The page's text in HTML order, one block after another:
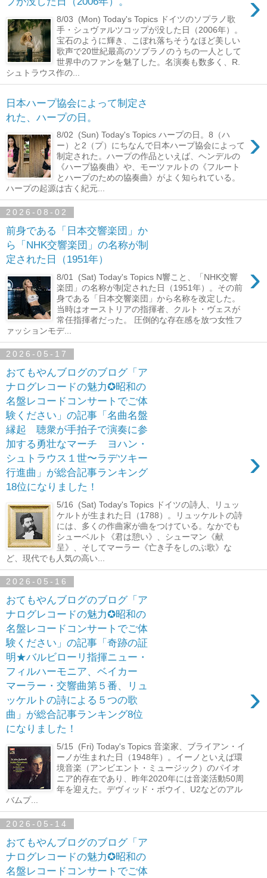
8/03 (Mon) Today's Topics ドイツのソプラノ歌
手・シュヴァルツコップが没した日（2006年）。
宝石のように輝き、こぼれ落ちそうなほど美しい
歌声で20世紀最高のソプラノのうちの一人として
世界中のファンを魅了した。名演奏も数多く、R.
シュトラウス作の...
日本ハープ協会によって制定さ
れた、ハープの日。
›
8/02 (Sun) Today's Topics ハープの日。8（ハ
ー）と2（プ）にちなんで日本ハープ協会によって
制定された。ハープの作品といえば、ヘンデルの
《ハープ協奏曲》や、モーツァルトの《フルート
とハープのための協奏曲》がよく知られている。
ハープの起源は古く紀元...
2026-08-02
前身である「日本交響楽団」か
ら「NHK交響楽団」の名称が制
定された日（1951年）
›
8/01 (Sat) Today's Topics N響こと、「NHK交響
楽団」の名称が制定された日（1951年）。その前
身である「日本交響楽団」から名称を改定した。
当時はオーストリアの指揮者、クルト・ヴェスが
常任指揮者だった。 圧倒的な存在感を放つ女性フ
ァッションモデ...
2026-05-17
おてもやんブログのブログ「ア
ナログレコードの魅力✪昭和の
名盤レコードコンサートでご体
験ください」の記事「名曲名盤
縁起 聴衆が手拍子で演奏に参
加する勇壮なマーチ ヨハン・
シュトラウス１世〜ラデツキー
行進曲」が総合記事ランキング
18位になりました！
›
5/16 (Sat) Today's Topics ドイツの詩人、リュッ
ケルトが生まれた日（1788）。リュッケルトの詩
には、多くの作曲家が曲をつけている。なかでも
シューベルト《君は憩い》、シューマン《献
呈》、そしてマーラー《亡き子をしのぶ歌》な
ど、現代でも人気の高い...
2026-05-16
おてもやんブログのブログ「ア
ナログレコードの魅力✪昭和の
名盤レコードコンサートでご体
験ください」の記事「奇跡の証
明★バルビローリ指揮ニュー・
フィルハーモニア、ベイカー
マーラー・交響曲第５番、リュ
ッケルトの詩による５つの歌
曲」が総合記事ランキング8位
になりました！
›
5/15 (Fri) Today's Topics 音楽家、ブライアン・イ
ーノが生まれた日（1948年）。イーノといえば環
境音楽（アンビエント・ミュージック）のパイオ
ニア的存在であり、昨年2020年には音楽活動50周
年を迎えた。デヴィッド・ボウイ、U2などのアル
バムプ...
2026-05-14
おてもやんブログのブログ「ア
ナログレコードの魅力✪昭和の
名盤レコードコンサートでご体